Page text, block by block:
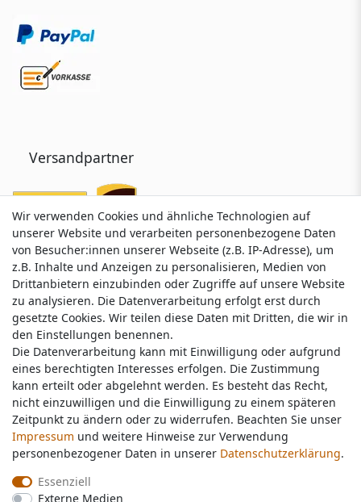
Versandpartner
Service & Kontakt
Wünschen Sie einen Rückruf?
service@nawajo.de
Schreiben Sie uns:
service@nawajo.de
Wir verwenden Cookies und ähnliche Technologien auf
unserer Website und verarbeiten personenbezogene Daten
von Besucher:innen unserer Webseite (z.B. IP-Adresse), um
z.B. Inhalte und Anzeigen zu personalisieren, Medien von
Drittanbietern einzubinden oder Zugriffe auf unsere Website
zu analysieren. Die Datenverarbeitung erfolgt erst durch
gesetzte Cookies. Wir teilen diese Daten mit Dritten, die wir in
den Einstellungen benennen.
Die Datenverarbeitung kann mit Einwilligung oder aufgrund
eines berechtigten Interesses erfolgen. Die Zustimmung
kann erteilt oder abgelehnt werden. Es besteht das Recht,
nicht einzuwilligen und die Einwilligung zu einem späteren
Zeitpunkt zu ändern oder zu widerrufen. Beachten Sie unser
Impressum und weitere Hinweise zur Verwendung
personenbezogener Daten in unserer Daten­schutz­erklärung.
Essenziell
Externe Medien
Wir verwenden Cookies und ähnliche Technologien auf
unserer Website und verarbeiten personenbezogene Daten
von Besucher:innen unserer Webseite (z.B. IP-Adresse), um
z.B. Inhalte und Anzeigen zu personalisieren, Medien von
Drittanbietern einzubinden oder Zugriffe auf unsere Website
zu analysieren. Die Datenverarbeitung erfolgt erst durch
gesetzte Cookies. Wir teilen diese Daten mit Dritten, die wir in
den Einstellungen benennen.
Die Datenverarbeitung kann mit Einwilligung oder aufgrund
eines berechtigten Interesses erfolgen. Die Zustimmung
kann erteilt oder abgelehnt werden. Es besteht das Recht,
nicht einzuwilligen und die Einwilligung zu einem späteren
Zeitpunkt zu ändern oder zu widerrufen. Beachten Sie unser
Impressum und weitere Hinweise zur Verwendung
personenbezogener Daten in unserer Daten­schutz­erklärung.
Essenziell
Externe Medien